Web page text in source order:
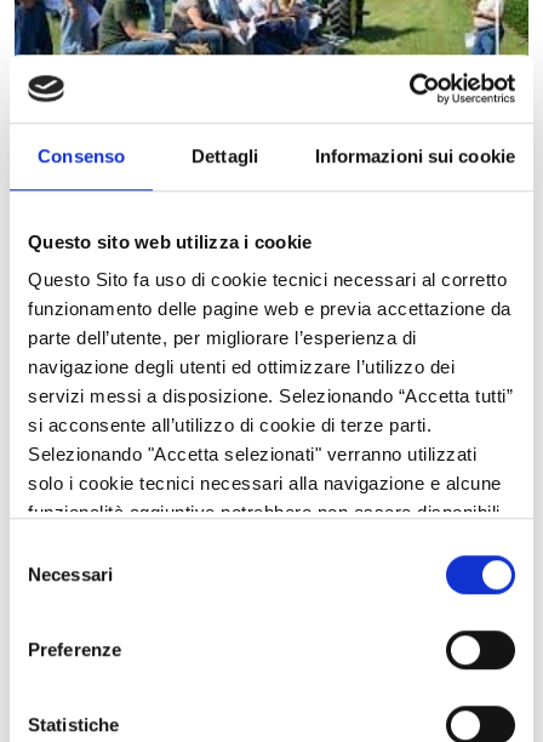
Consenso Dettagli Informazioni sui cookie
Questo sito web utilizza i cookie
Questo Sito fa uso di cookie tecnici necessari al corretto
funzionamento delle pagine web e previa accettazione da
parte dell’utente, per migliorare l’esperienza di
navigazione degli utenti ed ottimizzare l’utilizzo dei
servizi messi a disposizione. Selezionando “Accetta tutti”
si acconsente all’utilizzo di cookie di terze parti.
Selezionando "Accetta selezionati" verranno utilizzati
solo i cookie tecnici necessari alla navigazione e alcune
funzionalità aggiuntive potrebbero non essere disponibili.
delNecessari
Preferenze
Statistiche
progetto INNOVAWEEDRICE con la visita alle prove
dimostrative realizzate presso un’azienda risicola lombarda.
Lapartecipazioneall’evento sarà possibile inviando una email
di registrazione ae.miniotti@enterisi.itindicando nome,
cognome, codice fiscale, azienda o ente di appartenenza e
relativo indirizzo.
Le iscrizioni sono aperte fino al 31 agosto 2022.
il programma ore 9:30 - ritrovo presso Azienda Agricola
visita dei campi dimostrativi sull’impiego della tecnica della falsa
semina prolungata per il controllo delle infestanti in risaia.
Iniziativa realizzata nell'ambito del progetto “INNOVAWEEDRICE